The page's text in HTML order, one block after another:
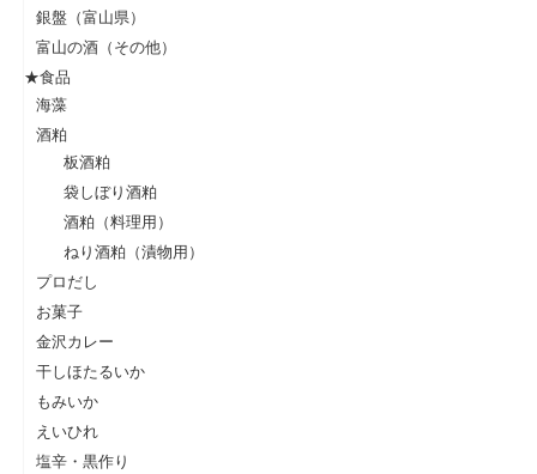
銀盤（富山県）
富山の酒（その他）
★食品
海藻
酒粕
板酒粕
袋しぼり酒粕
酒粕（料理用）
ねり酒粕（漬物用）
プロだし
お菓子
金沢カレー
干しほたるいか
もみいか
えいひれ
塩辛・黒作り